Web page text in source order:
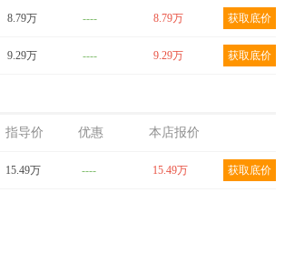
8.79万 ---- 8.79万 获取底价
9.29万 ---- 9.29万 获取底价
指导价 优惠 本店报价
15.49万 ---- 15.49万 获取底价